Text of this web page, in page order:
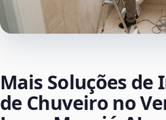
Mais Soluções de
de Chuveiro no